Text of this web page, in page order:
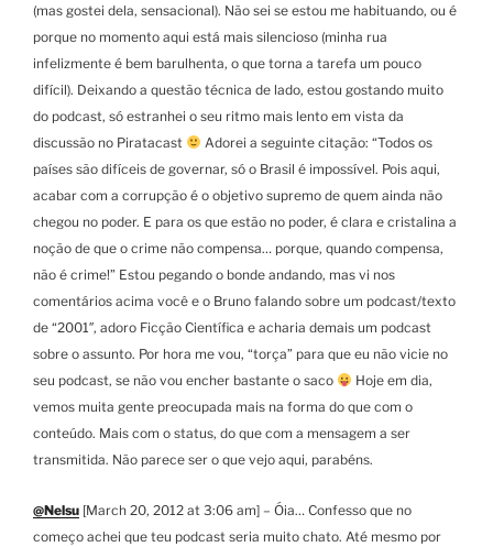
(mas gostei dela, sensacional). Não sei se estou me habituando, ou é
porque no momento aqui está mais silencioso (minha rua
infelizmente é bem barulhenta, o que torna a tarefa um pouco
difícil). Deixando a questão técnica de lado, estou gostando muito
do podcast, só estranhei o seu ritmo mais lento em vista da
discussão no Piratacast
Adorei a seguinte citação: “Todos os
países são difíceis de governar, só o Brasil é impossível. Pois aqui,
acabar com a corrupção é o objetivo supremo de quem ainda não
chegou no poder. E para os que estão no poder, é clara e cristalina a
noção de que o crime não compensa… porque, quando compensa,
não é crime!” Estou pegando o bonde andando, mas vi nos
comentários acima você e o Bruno falando sobre um podcast/texto
de “2001″, adoro Ficção Científica e acharia demais um podcast
sobre o assunto. Por hora me vou, “torça” para que eu não vicie no
seu podcast, se não vou encher bastante o saco
Hoje em dia,
vemos muita gente preocupada mais na forma do que com o
conteúdo. Mais com o status, do que com a mensagem a ser
transmitida. Não parece ser o que vejo aqui, parabéns.
@Nelsu [March 20, 2012 at 3:06 am] – Óia… Confesso que no
começo achei que teu podcast seria muito chato. Até mesmo por